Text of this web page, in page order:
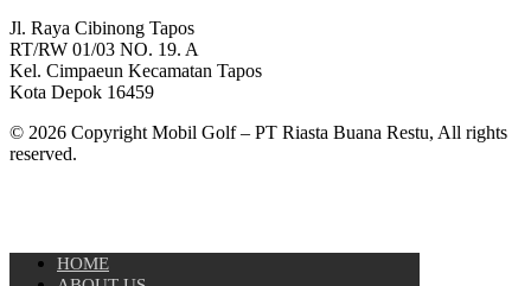
Jl. Raya Cibinong Tapos
RT/RW 01/03 NO. 19. A
Kel. Cimpaeun Kecamatan Tapos
Kota Depok 16459
© 2026 Copyright Mobil Golf – PT Riasta Buana Restu, All rights
reserved.
HOME